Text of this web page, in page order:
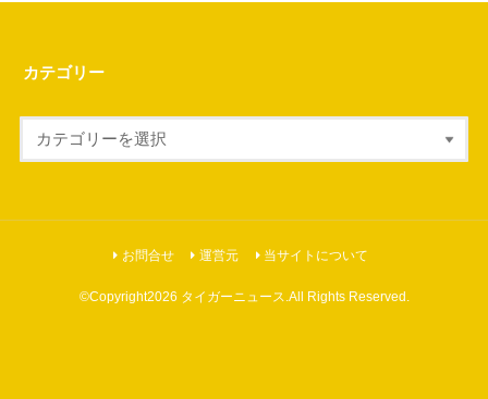
カテゴリー
お問合せ 運営元 当サイトについて
©Copyright2026 タイガーニュース .All Rights Reserved.